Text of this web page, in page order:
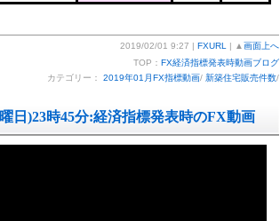
2019/02/01 9:27 | FXURL | ▲ 画面上へ
TOP： FX経済指標発表時動画ブログ
カテゴリー： 2019年01月FX指標動画/ 新築住宅販売件数/
日)23時45分:経済指標発表時のFX動画